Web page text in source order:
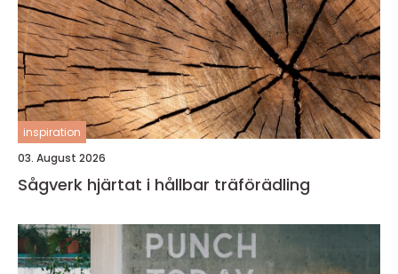
inspiration
03. August 2026
Sågverk hjärtat i hållbar träförädling